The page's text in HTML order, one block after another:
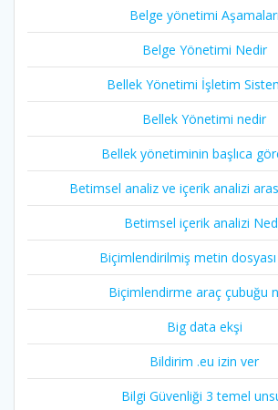
Belge yönetimi Aşamaları
Belge Yönetimi Nedir
Bellek Yönetimi İşletim
Bellek Yönetimi nedir
Bellek yönetiminin başlıca
Betimsel analiz ve içerik analizi
Betimsel içerik analizi
Biçimlendirilmiş metin
Biçimlendirme araç çubuğu
Big data ekşi
Bildirim .eu izin ver
Bilgi Güvenliği 3 temel